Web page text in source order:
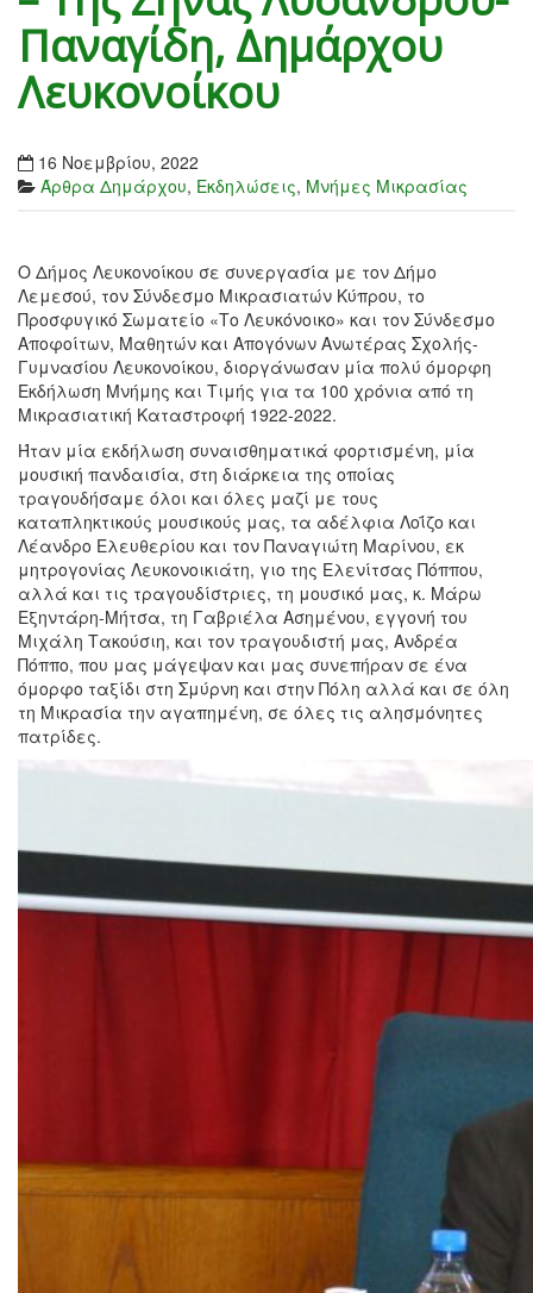
Παναγίδη, Δημάρχου
Λευκονοίκου
16 Νοεμβρίου, 2022
Άρθρα Δημάρχου, Εκδηλώσεις, Μνήμες Μικρασίας
Ο Δήμος Λευκονοίκου σε συνεργασία με τον Δήμο
Λεμεσού, τον Σύνδεσμο Μικρασιατών Κύπρου, το
Προσφυγικό Σωματείο «Το Λευκόνοικο» και τον Σύνδεσμο
Αποφοίτων, Μαθητών και Απογόνων Ανωτέρας Σχολής-
Γυμνασίου Λευκονοίκου, διοργάνωσαν μία πολύ όμορφη
Εκδήλωση Μνήμης και Τιμής για τα 100 χρόνια από τη
Μικρασιατική Καταστροφή 1922-2022.
Ήταν μία εκδήλωση συναισθηματικά φορτισμένη, μία
μουσική πανδαισία, στη διάρκεια της οποίας
τραγουδήσαμε όλοι και όλες μαζί με τους
καταπληκτικούς μουσικούς μας, τα αδέλφια Λοΐζο και
Λέανδρο Ελευθερίου και τον Παναγιώτη Μαρίνου, εκ
μητρογονίας Λευκονοικιάτη, γιο της Ελενίτσας Πόππου,
αλλά και τις τραγουδίστριες, τη μουσικό μας, κ. Μάρω
Εξηντάρη-Μήτσα, τη Γαβριέλα Ασημένου, εγγονή του
Μιχάλη Τακούσιη, και τον τραγουδιστή μας, Ανδρέα
Πόππο, που μας μάγεψαν και μας συνεπήραν σε ένα
όμορφο ταξίδι στη Σμύρνη και στην Πόλη αλλά και σε όλη
τη Μικρασία την αγαπημένη, σε όλες τις αλησμόνητες
πατρίδες.